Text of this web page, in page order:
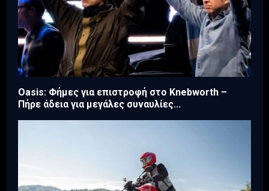
Oasis: Φήμες για επιστροφή στο Knebworth –
Πήρε άδεια για μεγάλες συναυλίες...